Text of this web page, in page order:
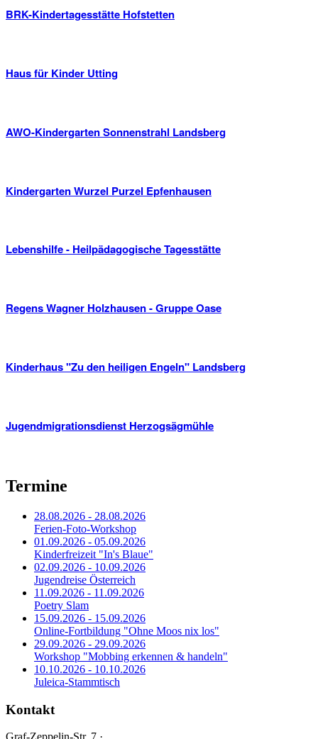
BRK-Kindertagesstätte Hofstetten
Haus für Kinder Utting
AWO-Kindergarten Sonnenstrahl Landsberg
Kindergarten Wurzel Purzel Epfenhausen
Lebenshilfe - Heilpädagogische Tagesstätte
Regens Wagner Holzhausen - Gruppe Oase
Kinderhaus "Zu den heiligen Engeln" Landsberg
Jugendmigrationsdienst Herzogsägmühle
Termine
28.08.2026 - 28.08.2026
Ferien-Foto-Workshop
01.09.2026 - 05.09.2026
Kinderfreizeit "In's Blaue"
02.09.2026 - 10.09.2026
Jugendreise Österreich
11.09.2026 - 11.09.2026
Poetry Slam
15.09.2026 - 15.09.2026
Online-Fortbildung "Ohne Moos nix los"
29.09.2026 - 29.09.2026
Workshop "Mobbing erkennen & handeln"
10.10.2026 - 10.10.2026
Juleica-Stammtisch
Kontakt